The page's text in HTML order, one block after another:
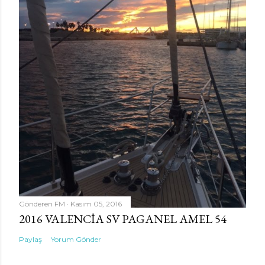
Gönderen FM Kasım 05, 2016
2016 VALENCIA SV PAGANEL AMEL 54
Paylaş Yorum Gönder